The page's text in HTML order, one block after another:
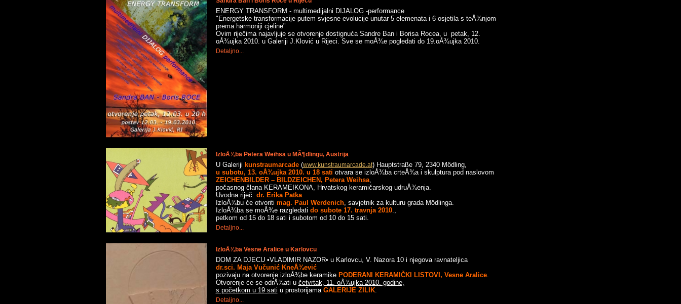
ENERGY TRANSFORM - multimedijalni DIJALOG -performance
"Energetske transformacije putem svjesne evolucije unutar 5 elemenata i 6 osjetila s teÅ¾njom
prema harmoniji cjeline"
Ovim riječima najavljuje se otvorenje dostignuća Sandre Ban i Borisa Rocea, u petak, 12.
oÅ¾ujka 2010. u Galeriji J.Klović u Rijeci. Sve se moÅ¾e pogledati do 19.oÅ¾ujka 2010.
Detaljno...
IzloÅ¾ba Petera Weihsa u MÃ¶dlingu, Austrija
U Galeriji kunstraumarcade(www.kunstraumarcade.at) Hauptstraße 79, 2340 Mödling,
u subotu, 13. oÅ¾ujka 2010. u 18 sati otvara se izloÅ¾ba crteÅ¾a i skulptura pod naslovom
ZEICHENBILDER – BILDZEICHEN, Petera Weihsa,
počasnog člana KERAMEIKONA, Hrvatskog keramičarskog udruÅ¾enja.
Uvodna riječ: dr. Erika Patka
IzloÅ¾bu će otvoriti mag. Paul Werdenich, savjetnik za kulturu grada Mödlinga.
IzloÅ¾ba se moÅ¾e razgledati do subote 17. travnja 2010.,
petkom od 15 do 18 sati i subotom od 10 do 15 sati.
Detaljno...
IzloÅ¾ba Vesne Aralice u Karlovcu
DOM ZA DJECU •VLADIMIR NAZOR• u Karlovcu, V. Nazora 10 i njegova ravnateljica
dr.sci. Maja Vučunić KneÅ¾ević
pozivaju na otvorenje izloÅ¾be keramike PODERANI KERAMIČKI LISTOVI, Vesne Aralice.
Otvorenje će se odrÅ¾ati u četvrtak, 11. oÅ¾ujka 2010. godine,
s početkom u 19 sati u prostorijama GALERIJE ZILIK.
Detaljno...